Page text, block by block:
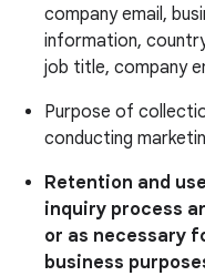
company email,
information,
job title, company
Purpose of
conducting
Retention and
inquiry process
or as necessary
business